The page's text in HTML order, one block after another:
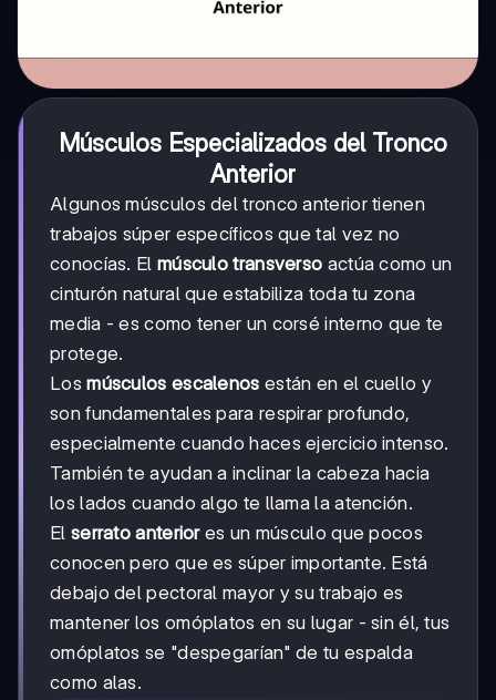
Músculos Especializados del Tronco
Anterior
Algunos músculos del tronco anterior tienen
trabajos súper específicos que tal vez no
conocías. El músculo transverso actúa como un
cinturón natural que estabiliza toda tu zona
media - es como tener un corsé interno que te
protege.
Losmúsculos escalenos están en el cuello y
son fundamentales para respirar profundo,
especialmente cuando haces ejercicio intenso.
También te ayudan a inclinar la cabeza hacia
los lados cuando algo te llama la atención.
El serrato anteriores un músculo que pocos
conocen pero que es súper importante. Está
debajo del pectoral mayor y su trabajo es
mantener los omóplatos en su lugar - sin él, tus
omóplatos se "despegarían" de tu espalda
como alas.